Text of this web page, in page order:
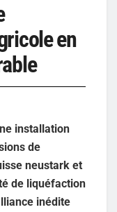
en
installation
de
neustark et
de liquéfaction
inédite